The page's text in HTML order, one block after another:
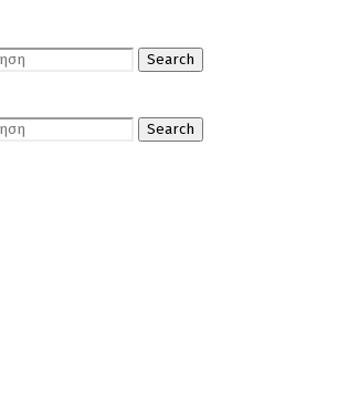
Search
Search